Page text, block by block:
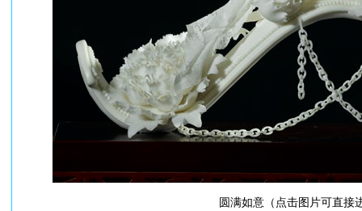
圆满如意（点击图片可直接